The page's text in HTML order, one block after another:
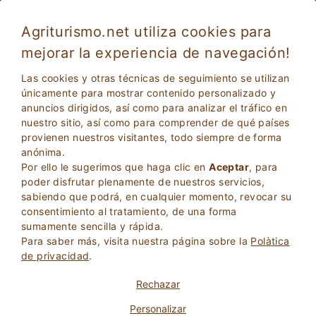
Agriturismo.net utiliza cookies para
mejorar la experiencia de navegación!
Las cookies y otras técnicas de seguimiento se utilizan
únicamente para mostrar contenido personalizado y
anuncios dirigidos, así como para analizar el tráfico en
nuestro sitio, así como para comprender de qué países
provienen nuestros visitantes, todo siempre de forma
anónima.
Por ello le sugerimos que haga clic enAceptar, para
poder disfrutar plenamente de nuestros servicios,
sabiendo que podrá, en cualquier momento, revocar su
consentimiento al tratamiento, de una forma
sumamente sencilla y rápida.
Para saber más, visita nuestra página sobre la Polà­tica
de privacidad.
Rechazar
Personalizar
2Adultos
0Niños BÚSQUEDA
Calabria